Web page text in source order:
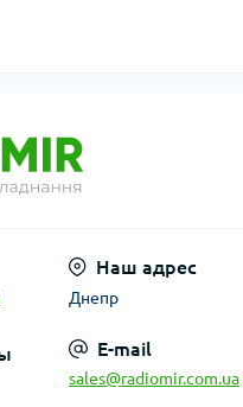
Наш адрес
Днепр
E-mail
sales@radiomir.com.ua